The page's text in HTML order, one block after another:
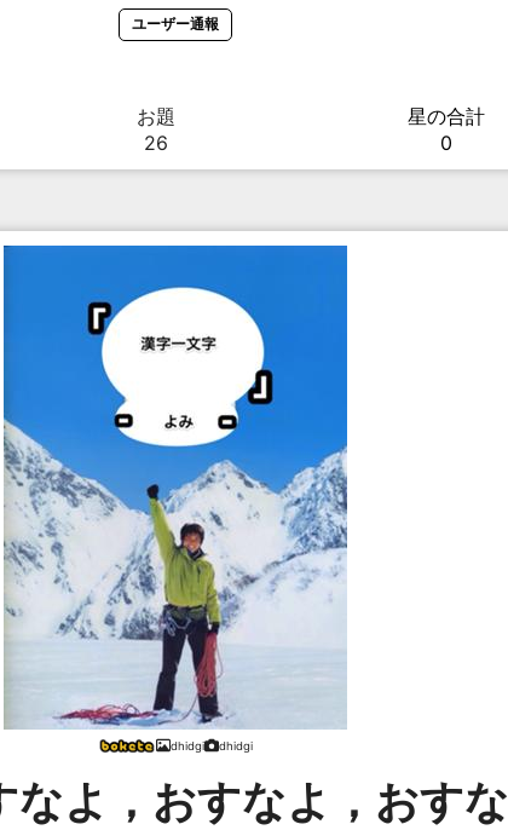
ユーザー通報
お題
26
星の合計
0
dhidgi dhidgi
なよ，おすなよ，おすな